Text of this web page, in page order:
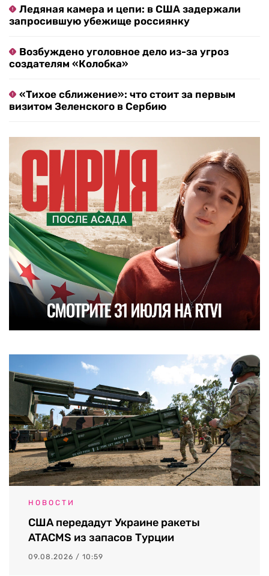
Ледяная камера и цепи: в США задержали
запросившую убежище россиянку
Возбуждено уголовное дело из-за угроз
создателям «Колобка»
«Тихое сближение»: что стоит за первым
визитом Зеленского в Сербию
НОВОСТИ
США передадут Украине ракеты
ATACMS из запасов Турции
09.08.2026 / 10:59